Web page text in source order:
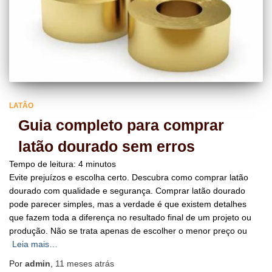
LATÃO
Guia completo para comprar
latão dourado sem erros
Tempo de leitura: 4 minutos
Evite prejuízos e escolha certo. Descubra como comprar latão
dourado com qualidade e segurança. Comprar latão dourado
pode parecer simples, mas a verdade é que existem detalhes
que fazem toda a diferença no resultado final de um projeto ou
produção. Não se trata apenas de escolher o menor preço ou
Leia mais…
Por admin 11 meses atrás